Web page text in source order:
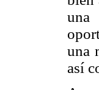
una
una
así